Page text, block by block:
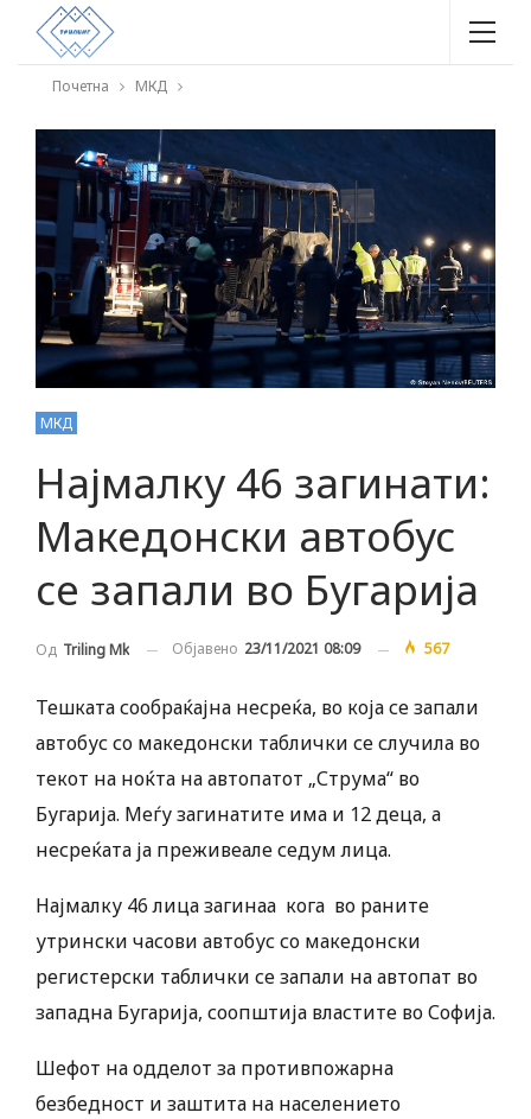
Почетна МКД
МКД
Најмалку 46 загинати:
Македонски автобус
се запали во Бугарија
Од Triling Mk Објавено 23/11/2021 08:09 567
Тешката сообраќајна несреќа, во која се запали
автобус со македонски таблички се случила во
текот на ноќта на автопатот „Струма“ во
Бугарија. Меѓу загинатите има и 12 деца, а
несреќата ја преживеале седум лица.
Најмалку 46 лица загинаа кога во раните
утрински часови автобус со македонски
регистерски таблички се запали на автопат во
западна Бугарија, соопштија властите во Софија.
Шефот на одделот за противпожарна
безбедност и заштита на населението